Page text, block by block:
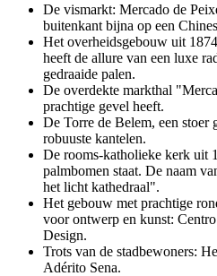
De vismarkt: Mercado de
buitenkant bijna op een
Het overheidsgebouw uit
heeft de allure van een luxe
gedraaide palen.
De overdekte markthal
prachtige gevel heeft.
De Torre de Belem, een stoer
robuuste kantelen.
De rooms-katholieke kerk uit
palmbomen staat. De naam
het licht kathedraal".
Het gebouw met prachtige
voor ontwerp en kunst:
Design.
Trots van de stadbewoners:
Adérito Sena.